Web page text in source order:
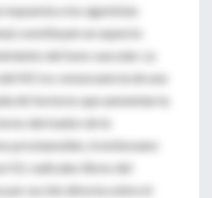
a los agonistas
constituyen un aspecto
del tono vascular. La
NO es consecuencia de una
de factores que aumentan la
derivados de la
prostanoides, tromboxano
H2, radicales libres del
por acción directa sobre el